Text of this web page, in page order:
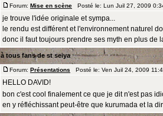
Forum: Mise en scène Posté le: Lun Juil 27, 2009
je trouve l'idée originale et sympa...
le rendu est différent et l'environnement naturel
donc il faut toujours prendre ses myth en plus de
tous fans de st seiya
Forum: Présentations Posté le: Ven Juil 24, 2009
HELLO DAVID!
bon c'est cool finalement ce que je dit n'est pas
en y réfléchissant peut-être que kurumada et la